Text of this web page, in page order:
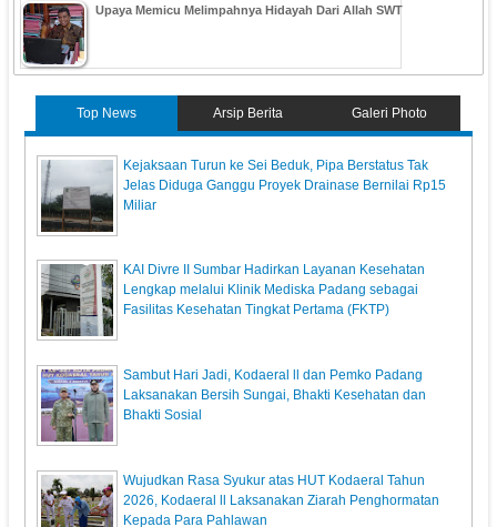
Upaya Memicu Melimpahnya Hidayah Dari Allah SWT
Top News Arsip Berita Galeri Photo
Kejaksaan Turun ke Sei Beduk, Pipa Berstatus Tak
Jelas Diduga Ganggu Proyek Drainase Bernilai Rp15
Miliar
KAI Divre II Sumbar Hadirkan Layanan Kesehatan
Lengkap melalui Klinik Mediska Padang sebagai
Fasilitas Kesehatan Tingkat Pertama (FKTP)
Sambut Hari Jadi, Kodaeral ll dan Pemko Padang
Laksanakan Bersih Sungai, Bhakti Kesehatan dan
Bhakti Sosial
Wujudkan Rasa Syukur atas HUT Kodaeral Tahun
2026, Kodaeral ll Laksanakan Ziarah Penghormatan
Kepada Para Pahlawan